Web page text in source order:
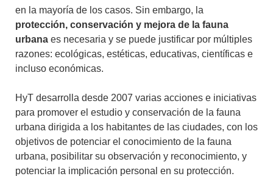
en la mayoría de los casos. Sin embargo, la
protección, conservación y mejora de la fauna
urbana es necesaria y se puede justificar por múltiples
razones: ecológicas, estéticas, educativas, científicas e
incluso económicas.
HyT desarrolla desde 2007 varias acciones e iniciativas
para promover el estudio y conservación de la fauna
urbana dirigida a los habitantes de las ciudades, con los
objetivos de potenciar el conocimiento de la fauna
urbana, posibilitar su observación y reconocimiento, y
potenciar la implicación personal en su protección.